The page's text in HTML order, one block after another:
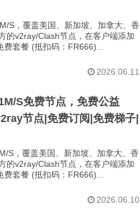
S，覆盖美国、新加坡、加拿大、香
的v2ray/Clash节点，在客户端添加
套餐 (抵扣码：FR666)...
2026.06.11
S免费节点，免费公益
节点|免费订阅|免费梯子|
S，覆盖美国、新加坡、加拿大、香
的v2ray/Clash节点，在客户端添加
套餐 (抵扣码：FR666)...
2026.06.10